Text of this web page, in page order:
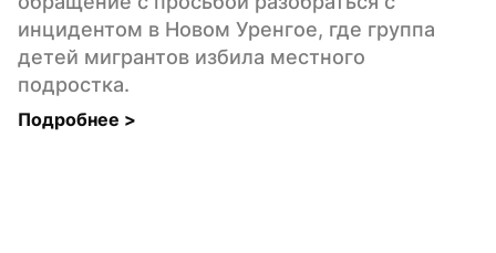
инцидентом в Новом Уренгое, где группа
детей мигрантов избила местного
подростка.
Подробнее >